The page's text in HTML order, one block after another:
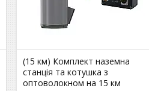
(15 км) Комплект наземна
станція та котушка з
оптоволокном на 15 км